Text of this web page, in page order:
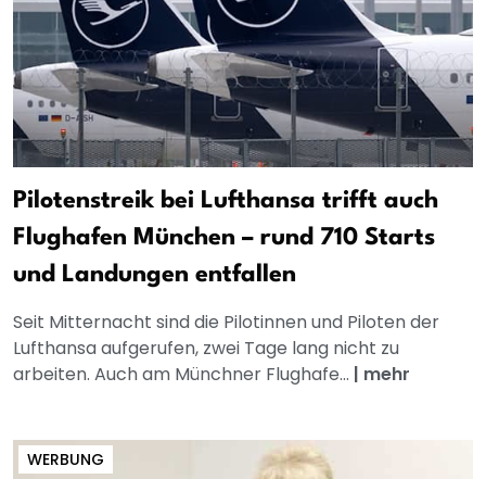
Pilotenstreik bei Lufthansa trifft auch
Flughafen München – rund 710 Starts
und Landungen entfallen
Seit Mitternacht sind die Pilotinnen und Piloten der
Lufthansa aufgerufen, zwei Tage lang nicht zu
arbeiten. Auch am Münchner Flughafe... | mehr
WERBUNG